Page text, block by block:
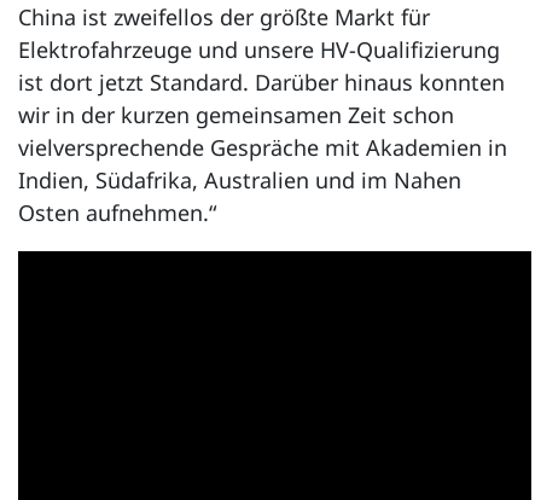
China ist zweifellos der größte Markt für
Elektrofahrzeuge und unsere HV-Qualifizierung
ist dort jetzt Standard. Darüber hinaus konnten
wir in der kurzen gemeinsamen Zeit schon
vielversprechende Gespräche mit Akademien in
Indien, Südafrika, Australien und im Nahen
Osten aufnehmen.“